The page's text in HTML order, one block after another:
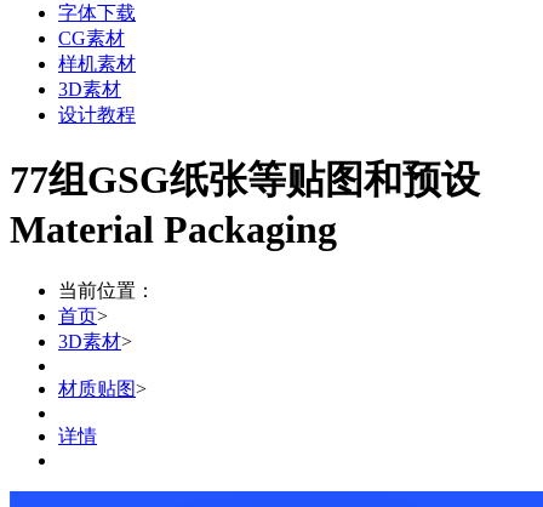
字体下载
CG素材
样机素材
3D素材
设计教程
77组GSG纸张等贴图和预设
Material Packaging
当前位置：
首页>
3D素材>
材质贴图>
详情